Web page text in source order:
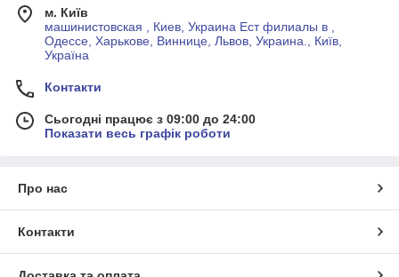
м. Київ
машинистовская , Киев, Украина Ест филиалы в ,
Одессе, Харькове, Виннице, Львов, Украина., Київ,
Україна
Контакти
Сьогодні працює з 09:00 до 24:00
Показати весь графік роботи
Про нас
Контакти